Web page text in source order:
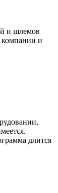
и шлемов
компании и
длится